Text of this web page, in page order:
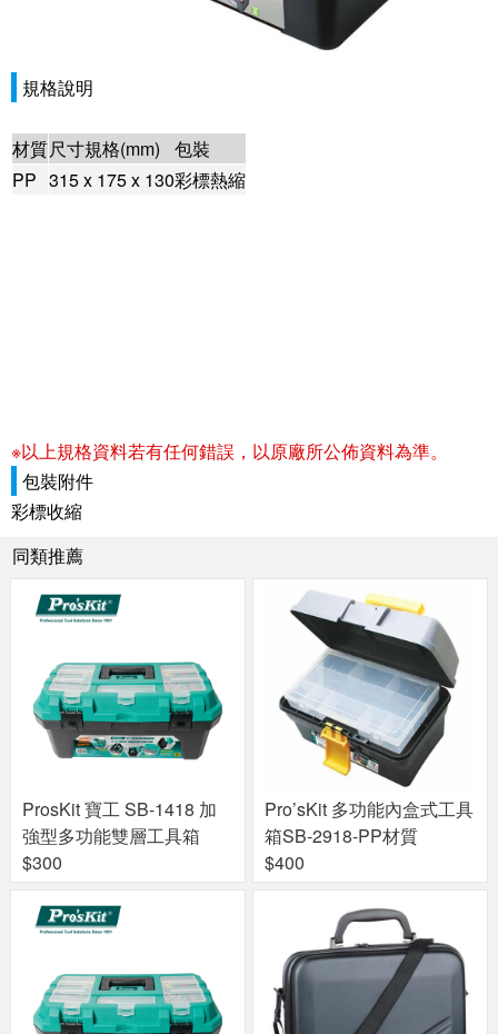
規格說明
材質尺寸規格(mm)
包裝
PP 315 x 175 x 130彩標熱縮
※以上規格資料若有任何錯誤，以原廠所公佈資料為準。
包裝附件
彩標收縮
同類推薦
ProsKit 寶工 SB-1418 加
強型多功能雙層工具箱
$300
Pro’sKit 多功能內盒式工具
箱SB-2918-PP材質
$400